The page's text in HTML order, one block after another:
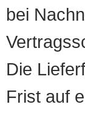
bei
Die
Frist auf